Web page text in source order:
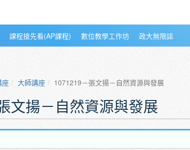
課程搶先看(AP課程) 數位教學工作坊 政大無限誌
座 大師講座 1071219－張文揚－自然資源與發展
文揚－自然資源與發展